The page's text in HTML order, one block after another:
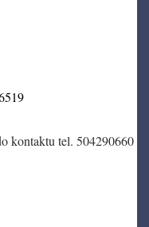
kontaktu tel. 504290660